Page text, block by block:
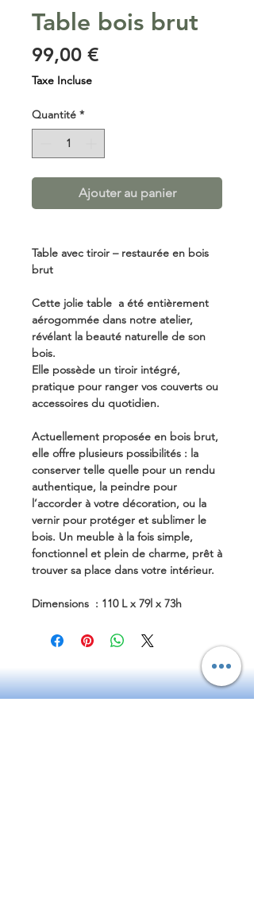
Table bois brut
99,00 €
Taxe Incluse
Quantité *
Ajouter au panier
Table avec tiroir – restaurée en bois
brut
Cette jolie table a été entièrement
aérogommée dans notre atelier,
révélant la beauté naturelle de son
bois.
Elle possède un tiroir intégré,
pratique pour ranger vos couverts ou
accessoires du quotidien.
Actuellement proposée en bois brut,
elle offre plusieurs possibilités : la
conserver telle quelle pour un rendu
authentique, la peindre pour
l’accorder à votre décoration, ou la
vernir pour protéger et sublimer le
bois. Un meuble à la fois simple,
fonctionnel et plein de charme, prêt à
trouver sa place dans votre intérieur.
Dimensions : 110 L x 79l x 73h
Bonjour
Bonjour